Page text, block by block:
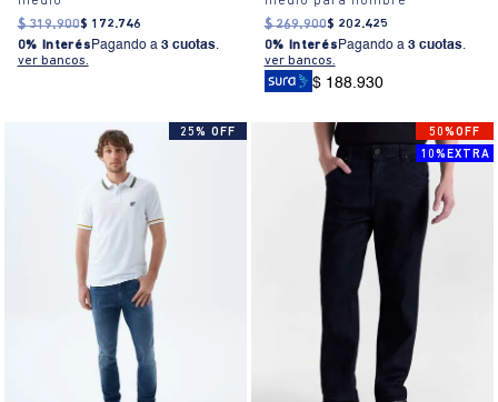
$ 319.900$ 172.746
0% Interés Pagando a 3 cuotas.
ver bancos.
$ 269.900$ 202.425
0% Interés Pagando a 3 cuotas.
ver bancos.
$ 188.930
25% OFF
50%OFF
10%EXTRA